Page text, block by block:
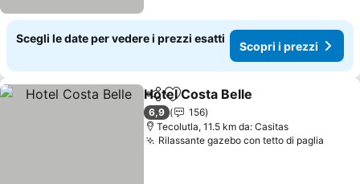
Scegli le date per vedere i prezzi esatti
Scopri i prezzi
CondividiAggiungi ai preferiti
Hotel Costa Belle
6,9
156
Tecolutla, 11.5 km da: Casitas
Rilassante gazebo con tetto di paglia